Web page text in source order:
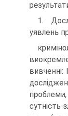
1.
уявлень
сутність